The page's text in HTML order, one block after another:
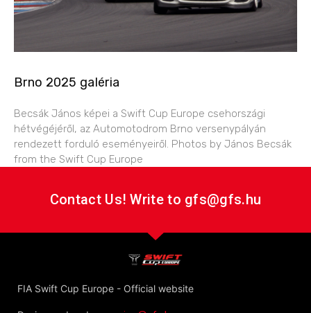
Brno 2025 galéria
Becsák János képei a Swift Cup Europe csehországi
hétvégéjéről, az Automotodrom Brno versenypályán
rendezett forduló eseményeiről. Photos by János Becsák
from the Swift Cup Europe
Contact Us! Write to gfs@gfs.hu
FIA Swift Cup Europe - Official website